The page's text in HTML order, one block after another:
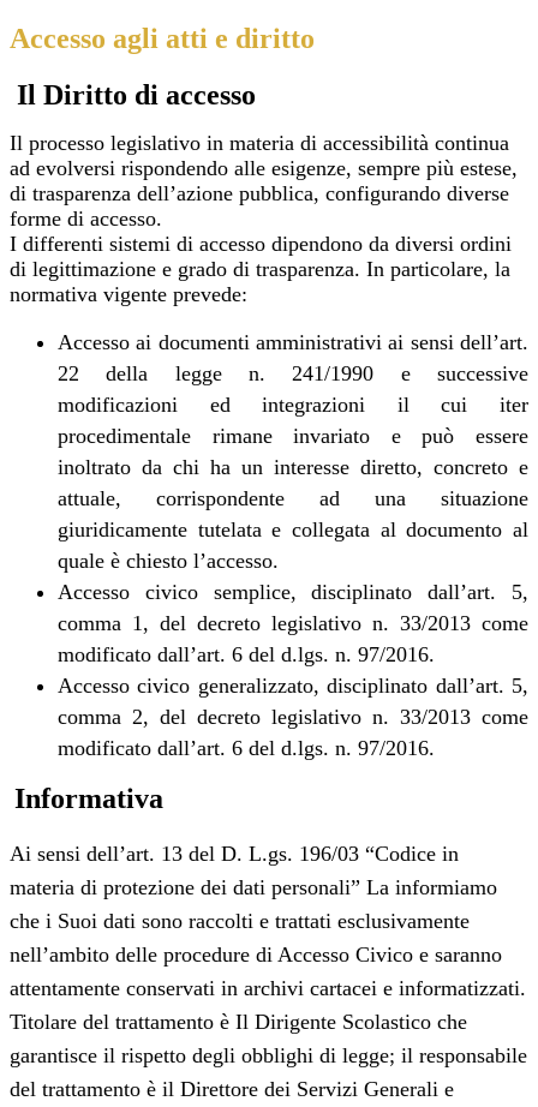
Accesso agli atti e diritto
Il Diritto di accesso
Il processo legislativo in materia di accessibilità continua
ad evolversi rispondendo alle esigenze, sempre più estese,
di trasparenza dell’azione pubblica, configurando diverse
forme di accesso.
I differenti sistemi di accesso dipendono da diversi ordini
di legittimazione e grado di trasparenza. In particolare, la
normativa vigente prevede:
Accesso ai documenti amministrativi ai sensi dell’art.
22 della legge n. 241/1990 e successive
modificazioni ed integrazioni il cui iter
procedimentale rimane invariato e può essere
inoltrato da chi ha un interesse diretto, concreto e
attuale, corrispondente ad una situazione
giuridicamente tutelata e collegata al documento al
quale è chiesto l’accesso.
Accesso civico semplice, disciplinato dall’art. 5,
comma 1, del decreto legislativo n. 33/2013 come
modificato dall’art. 6 del d.lgs. n. 97/2016.
Accesso civico generalizzato, disciplinato dall’art. 5,
comma 2, del decreto legislativo n. 33/2013 come
modificato dall’art. 6 del d.lgs. n. 97/2016.
Informativa
Ai sensi dell’art. 13 del D. L.gs. 196/03 “Codice in
materia di protezione dei dati personali” La informiamo
che i Suoi dati sono raccolti e trattati esclusivamente
nell’ambito delle procedure di Accesso Civico e saranno
attentamente conservati in archivi cartacei e informatizzati.
Titolare del trattamento è Il Dirigente Scolastico che
garantisce il rispetto degli obblighi di legge; il responsabile
del trattamento è il Direttore dei Servizi Generali e